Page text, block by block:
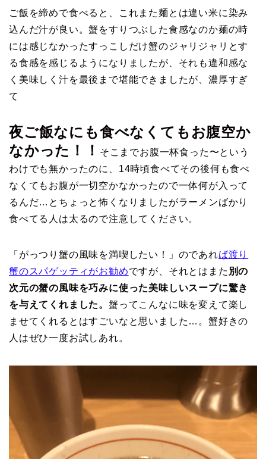
ご飯を締めで食べると、これまた麺とは違い米に染み
込んだ汁が良い。蟹をすりつぶした食感なのか麺の時
には感じなかったすっこしだけ蟹のジャリジャリとす
る食感を感じるようになりましたが、それも違和感な
く美味しく汁を最後まで堪能できましたが、濃厚すぎ
て
夜ご飯なにも食べなくてもお腹空か
なかった！！
そこまでお腹一杯食った〜という
わけでも無かったのに、14時頃食べてその後何も食べ
なくてもお腹が一切空かなかったので一体何が入って
るんだ…とちょっと怖くなりましたがラーメンばかり
食べてる人は太るので注意してください。
「がっつり蟹の風味を満喫したい！」のであれば渡り
蟹のスパゲッティがお勧めですが、それとはまた 別の
次元の蟹の風味を巧みに使った美味しいスープに驚き
を与えてくれました。 蟹ってこんなに味を変えて楽し
ませてくれるとはすごいなと思いました…。蟹好きの
人はぜひ一度お試しあれ。